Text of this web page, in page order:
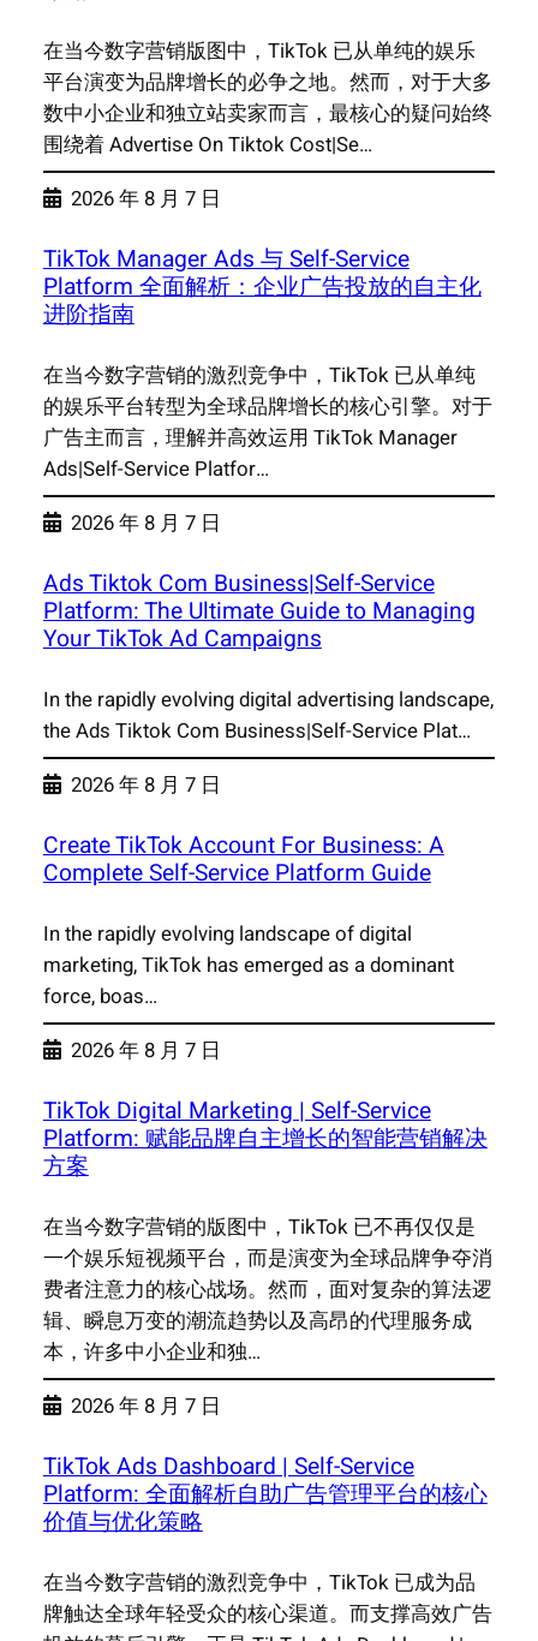
在当今数字营销版图中，TikTok 已从单纯的娱乐
平台演变为品牌增长的必争之地。然而，对于大多
数中小企业和独立站卖家而言，最核心的疑问始终
围绕着 Advertise On Tiktok Cost|Se…
2026 年 8 月 7 日
TikTok Manager Ads 与 Self-Service
Platform 全面解析：企业广告投放的自主化
进阶指南
在当今数字营销的激烈竞争中，TikTok 已从单纯
的娱乐平台转型为全球品牌增长的核心引擎。对于
广告主而言，理解并高效运用 TikTok Manager
Ads|Self-Service Platfor…
2026 年 8 月 7 日
Ads Tiktok Com Business|Self-Service
Platform: The Ultimate Guide to Managing
Your TikTok Ad Campaigns
In the rapidly evolving digital advertising landscape,
the Ads Tiktok Com Business|Self-Service Plat…
2026 年 8 月 7 日
Create TikTok Account For Business: A
Complete Self-Service Platform Guide
In the rapidly evolving landscape of digital
marketing, TikTok has emerged as a dominant
force, boas…
2026 年 8 月 7 日
TikTok Digital Marketing | Self-Service
Platform: 赋能品牌自主增长的智能营销解决
方案
在当今数字营销的版图中，TikTok 已不再仅仅是
一个娱乐短视频平台，而是演变为全球品牌争夺消
费者注意力的核心战场。然而，面对复杂的算法逻
辑、瞬息万变的潮流趋势以及高昂的代理服务成
本，许多中小企业和独…
2026 年 8 月 7 日
TikTok Ads Dashboard | Self-Service
Platform: 全面解析自助广告管理平台的核心
价值与优化策略
在当今数字营销的激烈竞争中，TikTok 已成为品
牌触达全球年轻受众的核心渠道。而支撑高效广告